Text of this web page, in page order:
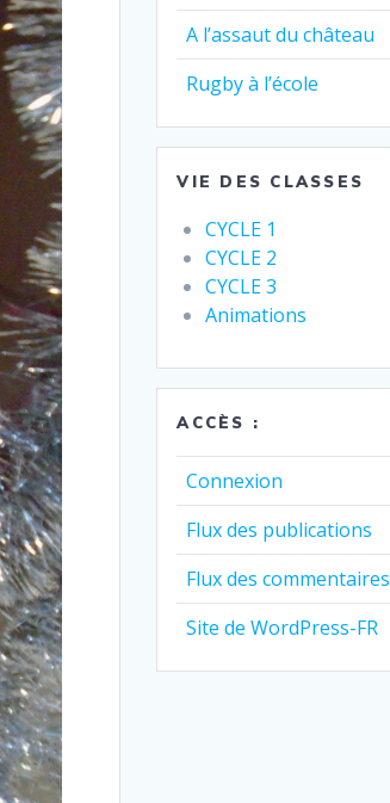
A l’assaut du château
Rugby à l’école
VIE DES CLASSES
CYCLE 1
CYCLE 2
CYCLE 3
Animations
ACCÈS :
Connexion
Flux des publications
Flux des commentaires
Site de WordPress-FR